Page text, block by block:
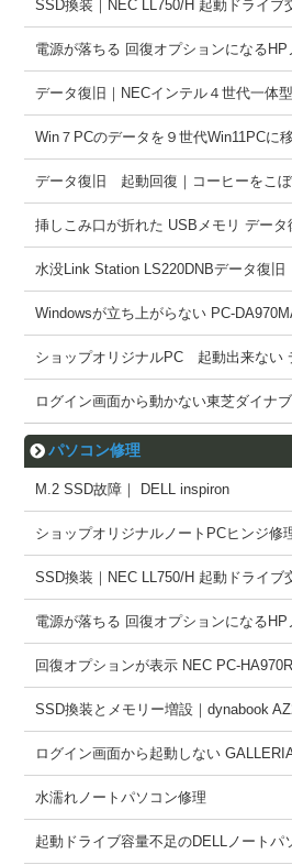
SSD換装｜NEC LL750/H 起動ドライブ
電源が落ちる 回復オプションになるHP
データ復旧｜NECインテル４世代一体
Win７PCのデータを９世代Win11PCに
データ復旧 起動回復｜コーヒーをこ
挿しこみ口が折れた USBメモリ データ
水没Link Station LS220DNBデータ復旧
Windowsが立ち上がらない PC-
ショップオリジナルPC 起動出来ない
ログイン画面から動かない東芝ダイナ
パソコン修理
M.2 SSD故障｜ DELL inspiron
ショップオリジナルノートPCヒンジ修
SSD換装｜NEC LL750/H 起動ドライブ
電源が落ちる 回復オプションになるHP
回復オプションが表示 NEC PC-
SSD換装とメモリー増設｜dynabook
ログイン画面から起動しない
水濡れノートパソコン修理
起動ドライブ容量不足のDELLノートパ